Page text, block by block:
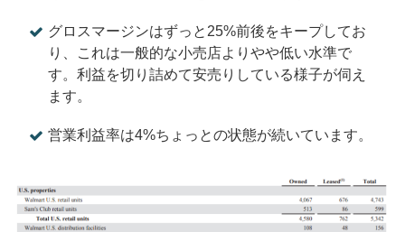
グロスマージンはずっと25%前後をキープしてお
り、これは一般的な小売店よりやや低い水準で
す。利益を切り詰めて安売りしている様子が伺え
ます。
営業利益率は4%ちょっとの状態が続いています。